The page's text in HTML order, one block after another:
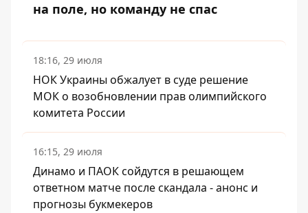
на поле, но команду не спас
18:16, 29 июля
НОК Украины обжалует в суде решение
МОК о возобновлении прав олимпийского
комитета России
16:15, 29 июля
Динамо и ПАОК сойдутся в решающем
ответном матче после скандала - анонс и
прогнозы букмекеров